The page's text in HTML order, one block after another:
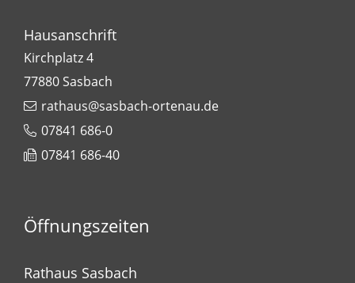
Hausanschrift
Kirchplatz 4
77880Sasbach
rathaus@sasbach-ortenau.de
07841 686-0
07841 686-40
Öffnungszeiten
Rathaus Sasbach